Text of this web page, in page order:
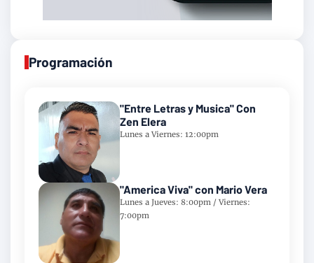
Programación
"Entre Letras y Musica" Con
Zen Elera
Lunes a Viernes: 12:00pm
"America Viva" con Mario Vera
Lunes a Jueves: 8:00pm / Viernes:
7:00pm